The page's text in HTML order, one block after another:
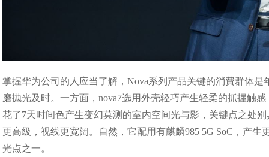
掌握华为公司的人应当了解，Nova系列产品关键的消費群体
磨抛光及时。一方面，nova7选用外壳轻巧产生轻柔的抓握触
花了7天时间色产生变幻莫测的室内空间光与影，关键点之处
更高級，视线更宽阔。自然，它配用有麒麟985 5G SoC，产
光点之一。